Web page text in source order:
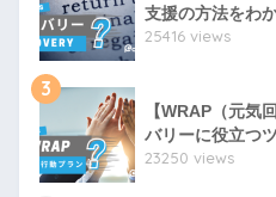
支援の方法をわ
25416 views
3
【WRAP（元気
バリーに役立つ
23250 views